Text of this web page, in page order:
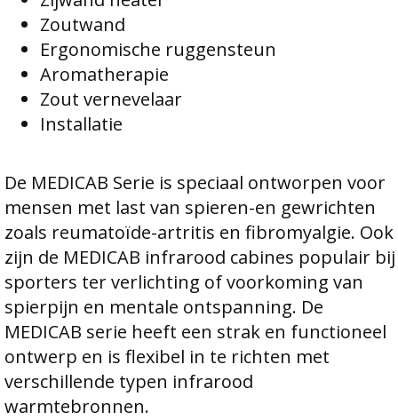
Zoutwand
Ergonomische ruggensteun
Aromatherapie
Zout vernevelaar
Installatie
De MEDICAB Serie is speciaal ontworpen voor
mensen met last van spieren-en gewrichten
zoals reumatoïde-artritis en fibromyalgie. Ook
zijn de MEDICAB infrarood cabines populair bij
sporters ter verlichting of voorkoming van
spierpijn en mentale ontspanning. De
MEDICAB serie heeft een strak en functioneel
ontwerp en is flexibel in te richten met
verschillende typen infrarood
warmtebronnen.